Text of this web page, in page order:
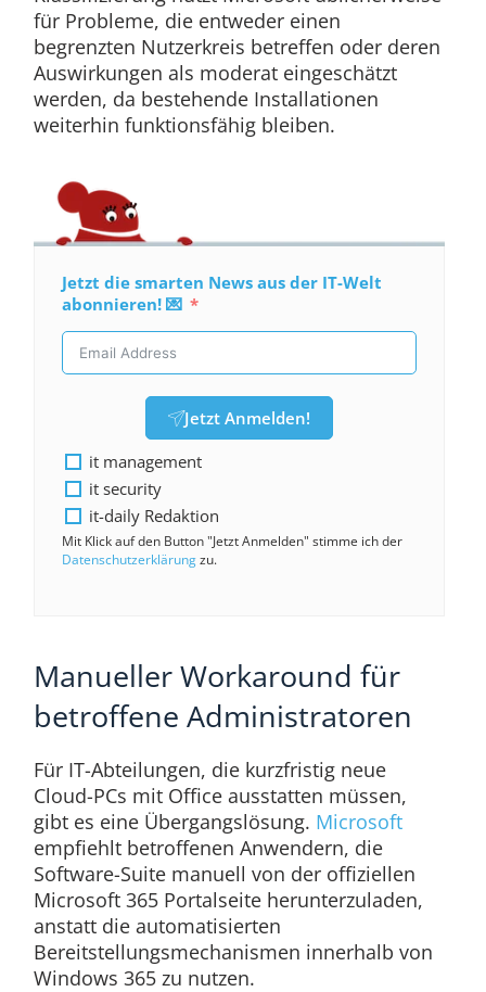
für Probleme, die entweder einen
begrenzten Nutzerkreis betreffen oder deren
Auswirkungen als moderat eingeschätzt
werden, da bestehende Installationen
weiterhin funktionsfähig bleiben.
Jetzt die smarten News aus der IT-Welt
abonnieren! 💌
Jetzt Anmelden!
it management
it security
it-daily Redaktion
Mit Klick auf den Button "Jetzt Anmelden" stimme ich der
Datenschutzerklärungzu.
Manueller Workaround für
betroffene Administratoren
Für IT-Abteilungen, die kurzfristig neue
Cloud-PCs mit Office ausstatten müssen,
gibt es eine Übergangslösung. Microsoft
empfiehlt betroffenen Anwendern, die
Software-Suite manuell von der offiziellen
Microsoft 365 Portalseite herunterzuladen,
anstatt die automatisierten
Bereitstellungsmechanismen innerhalb von
Windows 365 zu nutzen.